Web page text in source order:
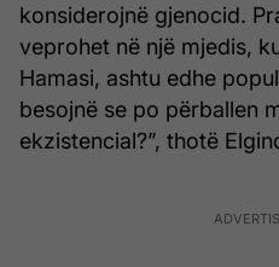
konsiderojnë gjenocid.
veprohet në një mjedis,
Hamasi, ashtu edhe
besojnë se po përballen
ekzistencial?”, thotë